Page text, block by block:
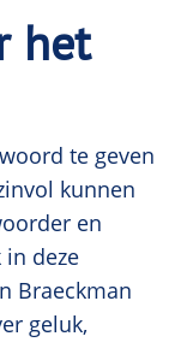
van
van
de 18de-
de orde
maakt een
we het
het
te geven
kunnen
en
in deze
Braeckman
geluk,